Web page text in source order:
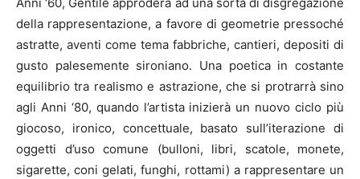
della rappresentazione, a favore di geometrie pressoché
astratte, aventi come tema fabbriche, cantieri, depositi di
gusto palesemente sironiano. Una poetica in costante
equilibrio tra realismo e astrazione, che si protrarrà sino
agli Anni ‘80, quando l’artista inizierà un nuovo ciclo più
giocoso, ironico, concettuale, basato sull’iterazione di
oggetti d’uso comune (bulloni, libri, scatole, monete,
sigarette, coni gelati, funghi, rottami) a rappresentare un